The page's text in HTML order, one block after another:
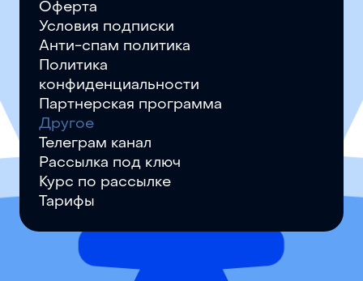
Оферта
Условия подписки
Анти-спам политика
Политика
конфиденциальности
Партнерская программа
Другое
Телеграм канал
Рассылка под ключ
Курс по рассылке
Тарифы